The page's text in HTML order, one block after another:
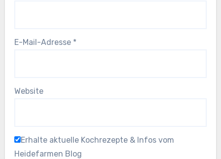
E-Mail-Adresse *
Website
Erhalte aktuelle Kochrezepte & Infos vom
Heidefarmen Blog